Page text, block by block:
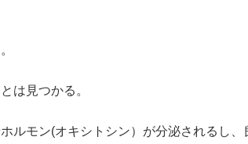
は見つかる。
ルモン(オキシトシン）が分泌されるし、